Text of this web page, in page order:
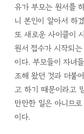
유가 부모는 원서를
니 본인이 알아서 하
또 새로운 사이클이
원서 접수가 시작되
이다. 부모들이 자녀
조해 왔던 것과 더불
고 하기 때문이라고
만만한 일은 아니므
이다.